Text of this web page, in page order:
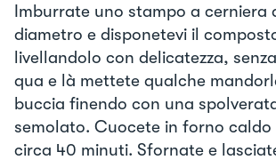
Imburrate uno stampo a cerniera
diametro e disponetevi il
livellandolo con delicatezza,
qua e là mettete qualche
buccia finendo con una
semolato. Cuocete in forno caldo
circa 40 minuti. Sfornate e